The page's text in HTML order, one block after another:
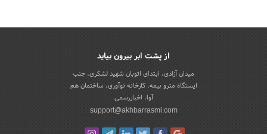
از پشت ابر بیرون بیاید
میدان آزادی، ابتدای اتوبان شهید لشکری، جنب
ایستگاه مترو بیمه، کارخانه نوآوری، ساختمان هم
آوا، اخباررسمی
support@akhbarrasmi.com